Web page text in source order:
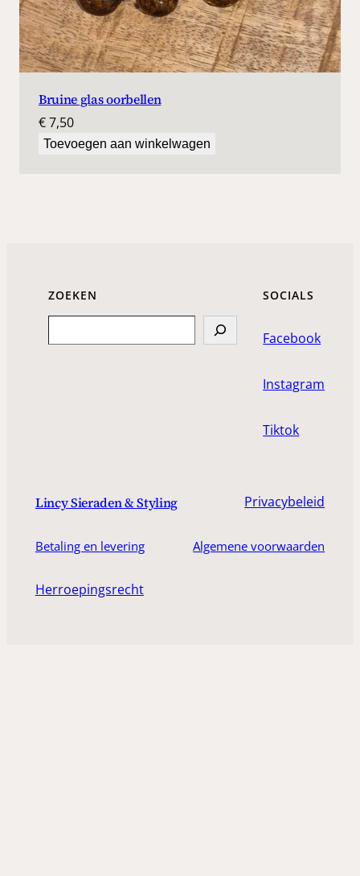
Bruine glas oorbellen
€7,50
Toevoegen aan winkelwagen
ZOEKEN SOCIALS
Facebook
Instagram
Tiktok
Lincy Sieraden & Styling Privacybeleid
Betaling en levering Algemene voorwaarden
Herroepingsrecht